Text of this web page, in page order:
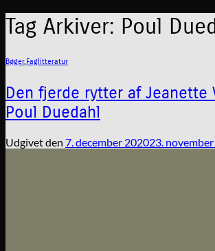
Tag Arkiver: Poul
Bøger, Faglitteratur
Den fjerde rytter af Jeanette
Poul Duedahl
Udgivet den 7. december 202023.